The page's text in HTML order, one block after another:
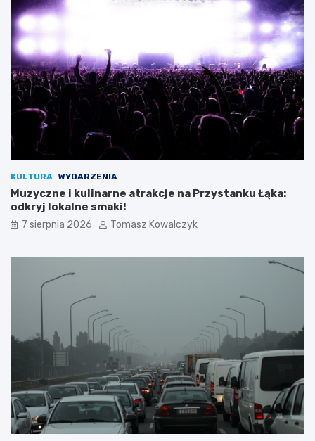
KULTURA WYDARZENIA
Muzyczne i kulinarne atrakcje na Przystanku Łąka:
odkryj lokalne smaki!
7 sierpnia 2026 Tomasz Kowalczyk